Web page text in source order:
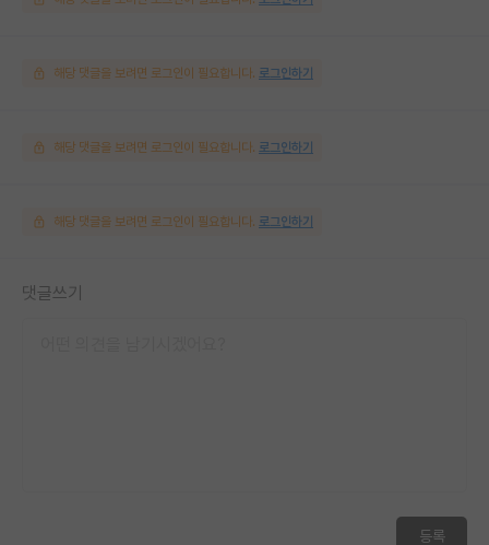
해당 댓글을 보려면 로그인이 필요합니다. 로그인하기
해당 댓글을 보려면 로그인이 필요합니다. 로그인하기
해당 댓글을 보려면 로그인이 필요합니다. 로그인하기
댓글쓰기
등록